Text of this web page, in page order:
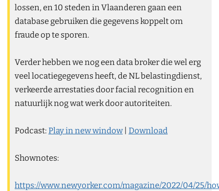
lossen, en 10 steden in Vlaanderen gaan een
database gebruiken die gegevens koppelt om
fraude op te sporen.
Verder hebben we nog een data broker die wel erg
veel locatiegegevens heeft, de NL belastingdienst,
verkeerde arrestaties door facial recognition en
natuurlijk nog wat werk door autoriteiten.
Podcast: Play in new window| Download
Shownotes:
https://www.newyorker.com/magazine/2022/04/25/